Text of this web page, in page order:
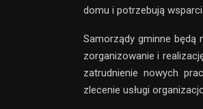
domu i potrzebują
Samorządy gminne będą
zorganizowanie i
zatrudnienie nowych
zlecenie usługi